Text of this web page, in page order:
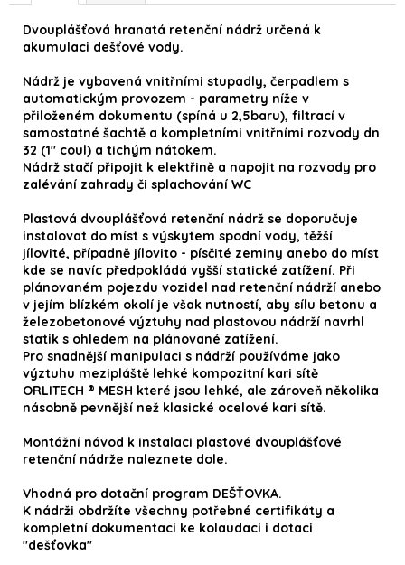
Dvouplášťová hranatá retenční nádrž určená k
akumulaci dešťové vody.
Nádrž je vybavená vnitřními stupadly, čerpadlem s
automatickým provozem - parametry níže v
přiloženém dokumentu (spíná u 2,5baru), filtrací v
samostatné šachtě a kompletními vnitřními rozvody dn
32 (1" coul) a tichým nátokem.
Nádrž stačí připojit k elektřině a napojit na rozvody pro
zalévání zahrady či splachování WC
Plastová dvouplášťová retenční nádrž se doporučuje
instalovat do míst s výskytem spodní vody, těžší
jílovité, případně jílovito - písčité zeminy anebo do míst
kde se navíc předpokládá vyšší statické zatížení. Při
plánovaném pojezdu vozidel nad retenční nádrží anebo
v jejím blízkém okolí je však nutností, aby sílu betonu a
železobetonové výztuhy nad plastovou nádrží navrhl
statik s ohledem na plánované zatížení.
Pro snadnější manipulaci s nádrží používáme jako
výztuhu mezipláště lehké kompozitní kari sítě
ORLITECH ® MESH které jsou lehké, ale zároveň několika
násobně pevnější než klasické ocelové kari sítě.
Montážní návod k instalaci plastové dvouplášťové
retenční nádrže naleznete dole.
Vhodná pro dotační program DEŠŤOVKA.
K nádrži obdržíte všechny potřebné certifikáty a
kompletní dokumentaci ke kolaudaci i dotaci
"dešťovka"